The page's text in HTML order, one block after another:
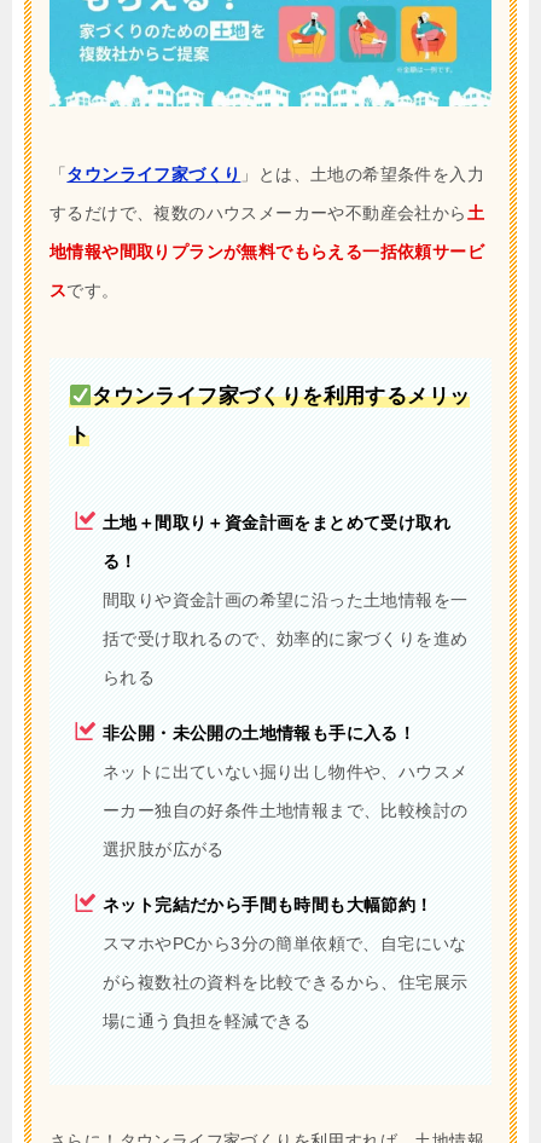
「 タウンライフ家づくり 」とは、土地の希望条件を入力
するだけで、複数のハウスメーカーや不動産会社から 土
地情報や間取りプランが無料でもらえる一括依頼サービ
スです。
タウンライフ家づくりを利用するメリッ
ト
土地＋間取り＋資金計画をまとめて受け取れ
る！
間取りや資金計画の希望に沿った土地情報を一
括で受け取れるので、効率的に家づくりを進め
られる
非公開・未公開の土地情報も手に入る！
ネットに出ていない掘り出し物件や、ハウスメ
ーカー独自の好条件土地情報まで、比較検討の
選択肢が広がる
ネット完結だから手間も時間も大幅節約！
スマホやPCから3分の簡単依頼で、自宅にいな
がら複数社の資料を比較できるから、住宅展示
場に通う負担を軽減できる